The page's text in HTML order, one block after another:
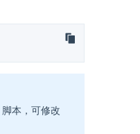
脚本，可修改